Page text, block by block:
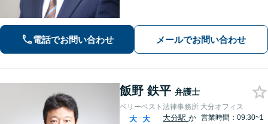
どお任せください
電話でお問い合わせ メールでお問い合わせ
飯野 鉄平 弁護士
ベリーベスト法律事務所 大分オフィス
大 大
大分駅か 営業時間：09:30~1